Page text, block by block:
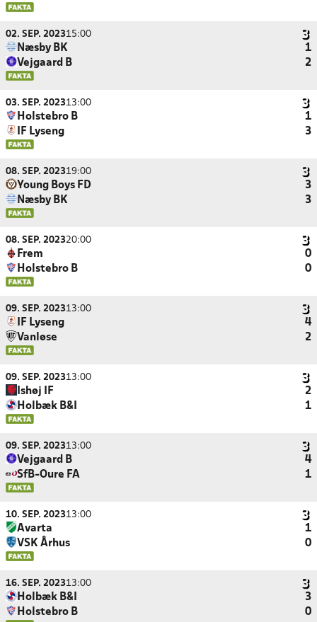
02. SEP. 202315:00
Næsby BK
1
Vejgaard B
2
03. SEP. 202313:00
Holstebro B
1
IF Lyseng
3
08. SEP. 202319:00
Young Boys FD
3
Næsby BK
3
08. SEP. 202320:00
Frem
0
Holstebro B
0
09. SEP. 202313:00
IF Lyseng
4
Vanløse
2
09. SEP. 202313:00
Ishøj IF
2
Holbæk B&I
1
09. SEP. 202313:00
Vejgaard B
4
SfB-Oure FA
1
10. SEP. 202313:00
Avarta
1
VSK Århus
0
16. SEP. 202313:00
Holbæk B&I
3
Holstebro B
0